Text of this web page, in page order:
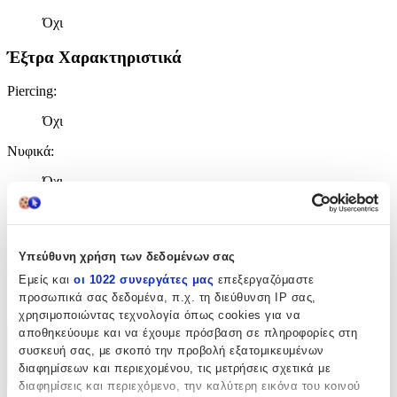
Υπεύθυνη χρήση των δεδομένων σας
Εμείς και οι 1022 συνεργάτες μας επεξεργαζόμαστε
προσωπικά σας δεδομένα, π.χ. τη διεύθυνση IP σας,
χρησιμοποιώντας τεχνολογία όπως cookies για να
αποθηκεύουμε και να έχουμε πρόσβαση σε πληροφορίες στη
συσκευή σας, με σκοπό την προβολή εξατομικευμένων
διαφημίσεων και περιεχομένου, τις μετρήσεις σχετικά με
διαφημίσεις και περιεχόμενο, την καλύτερη εικόνα του κοινού
Όχι
Έξτρα Χαρακτηριστικά
Piercing:
Όχι
Νυφικά:
Όχι
Τύπος
Clip
Όχι
Χαρακτηριστικά